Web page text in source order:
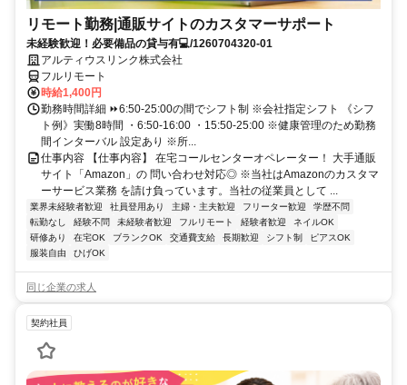
リモート勤務|通販サイトのカスタマーサポート
未経験歓迎！必要備品の貸与有💻/1260704320-01
アルティウスリンク株式会社
フルリモート
時給1,400円
勤務時間詳細 ⏩6:50-25:00の間でシフト制 ※会社指定シフト 《シフ
ト例》実働8時間 ・6:50-16:00 ・15:50-25:00 ※健康管理のため勤務
間インターバル 設定あり ※所...
仕事内容 【仕事内容】 在宅コールセンターオペレーター！ 大手通販
サイト「Amazon」の 問い合わせ対応◎ ※当社はAmazonのカスタマ
ーサービス業務 を請け負っています。当社の従業員として ...
業界未経験者歓迎 社員登用あり 主婦・主夫歓迎 フリーター歓迎
学歴不問
転勤なし
経験不問 未経験者歓迎 フルリモート 経験者歓迎
ネイルOK
研修あり
在宅OK ブランクOK 交通費支給 長期歓迎 シフト制
ピアスOK
服装自由
ひげOK
同じ企業の求人
契約社員